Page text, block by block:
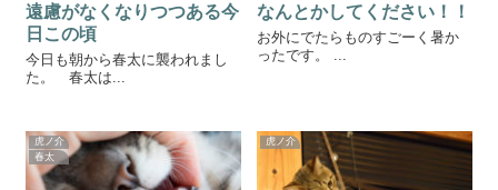
遠慮がなくなりつつある今
日この頃
今日も朝から春太に襲われまし
た。 春太は...
なんとかしてください！！
お外にでたらものすごーく暑か
ったです。 ...
虎ノ介
春太
虎ノ介